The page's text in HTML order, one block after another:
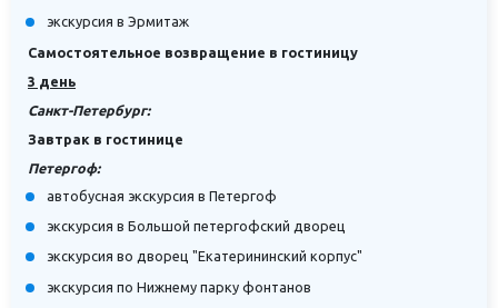
экскурсия в Эрмитаж
Самостоятельное возвращение в гостиницу
3 день
Санкт-Петербург:
Завтрак в гостинице
Петергоф:
автобусная экскурсия в Петергоф
экскурсия в Большой петергофский дворец
экскурсия во дворец "Екатерининский корпус"
экскурсия по Нижнему парку фонтанов